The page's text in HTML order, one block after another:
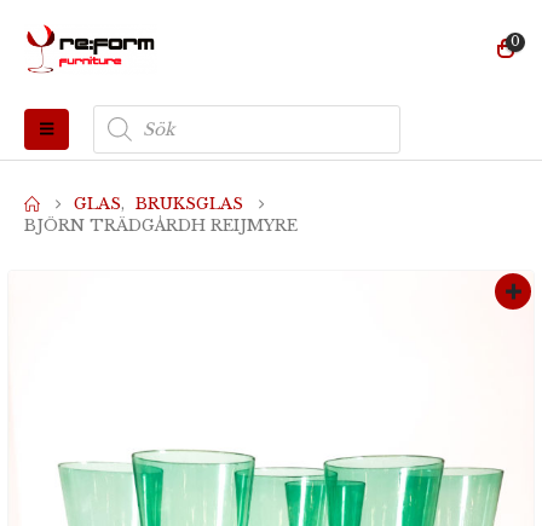
0
Produktsökning
GLAS, BRUKSGLAS
BJÖRN TRÄDGÅRDH REIJMYRE